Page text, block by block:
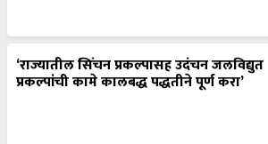
‘राज्यातील सिंचन प्रकल्पासह उदंचन जलविद्युत
प्रकल्पांची कामे कालबद्ध पद्धतीने पूर्ण करा’